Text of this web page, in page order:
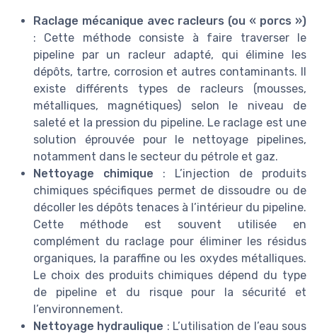
Raclage mécanique avec racleurs (ou « porcs »)
: Cette méthode consiste à faire traverser le
pipeline par un racleur adapté, qui élimine les
dépôts, tartre, corrosion et autres contaminants. Il
existe différents types de racleurs (mousses,
métalliques, magnétiques) selon le niveau de
saleté et la pression du pipeline. Le raclage est une
solution éprouvée pour le nettoyage pipelines,
notamment dans le secteur du pétrole et gaz.
Nettoyage chimique : L’injection de produits
chimiques spécifiques permet de dissoudre ou de
décoller les dépôts tenaces à l’intérieur du pipeline.
Cette méthode est souvent utilisée en
complément du raclage pour éliminer les résidus
organiques, la paraffine ou les oxydes métalliques.
Le choix des produits chimiques dépend du type
de pipeline et du risque pour la sécurité et
l’environnement.
Nettoyage hydraulique : L’utilisation de l’eau sous